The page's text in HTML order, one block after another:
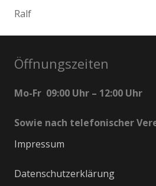
Ralf
Öffnungszeiten
Mo-Fr 09:00 Uhr – 12:00 Uhr
Sowie nach telefonischer
Impressum
Datenschutzerklärung